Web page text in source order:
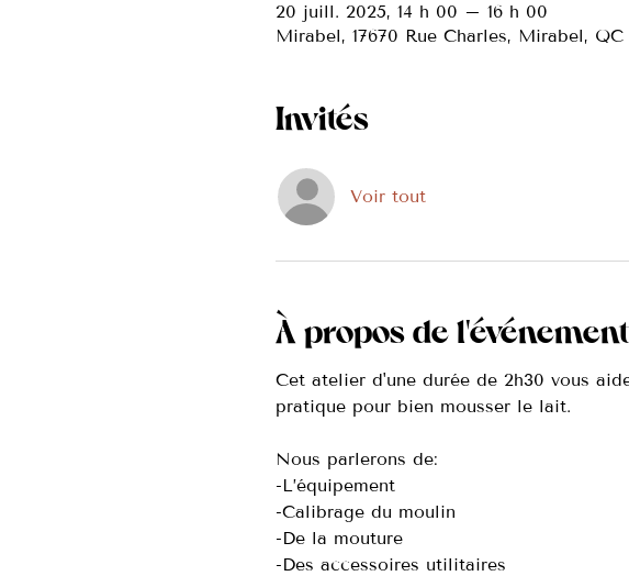
20 juill. 2025, 14 h 00 – 16 h 00
Mirabel, 17670 Rue Charles, Mirabel,
Invités
Voir tout
À propos de l'événement
Cet atelier d'une durée de 2h30 vous
pratique pour bien mousser le lait.
Nous parlerons de:
-L’équipement
-Calibrage du moulin
-De la mouture
-Des accessoires utilitaires